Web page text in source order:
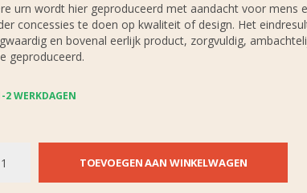
urn wordt hier geproduceerd met aandacht voor mens
concessies te doen op kwaliteit of design. Het
en bovenal eerlijk product, zorgvuldig,
geproduceerd.
2 WERKDAGEN
TOEVOEGEN AAN WINKELWAGEN